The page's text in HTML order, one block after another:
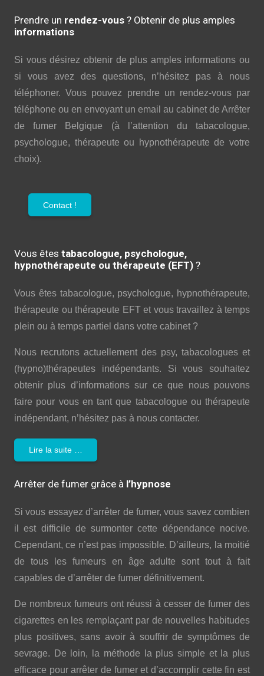
Prendre un rendez-vous ? Obtenir de plus amples
informations
Si vous désirez obtenir de plus amples informations ou
si vous avez des questions, n’hésitez pas à nous
téléphoner. Vous pouvez prendre un rendez-vous par
téléphone ou en envoyant un email au cabinet de Arrêter
de fumer Belgique (à l’attention du tabacologue,
psychologue, thérapeute ou hypnothérapeute de votre
choix).
Contact !
Vous êtes tabacologue, psychologue,
hypnothérapeute ou thérapeute (EFT) ?
Vous êtes tabacologue, psychologue, hypnothérapeute,
thérapeute ou thérapeute EFT et vous travaillez à temps
plein ou à temps partiel dans votre cabinet ?
Nous recrutons actuellement des psy, tabacologues et
(hypno)thérapeutes indépendants. Si vous souhaitez
obtenir plus d’informations sur ce que nous pouvons
faire pour vous en tant que tabacologue ou thérapeute
indépendant, n’hésitez pas à nous contacter.
Lire la suite …
Arrêter de fumer grâce à l’hypnose
Si vous essayez d’arrêter de fumer, vous savez combien
il est difficile de surmonter cette dépendance nocive.
Cependant, ce n’est pas impossible. D’ailleurs, la moitié
de tous les fumeurs en âge adulte sont tout à fait
capables de d’arrêter de fumer définitivement.
De nombreux fumeurs ont réussi à cesser de fumer des
cigarettes en les remplaçant par de nouvelles habitudes
plus positives, sans avoir à souffrir de symptômes de
sevrage. De loin, la méthode la plus simple et la plus
efficace pour arrêter de fumer et d’accomplir cette fin est